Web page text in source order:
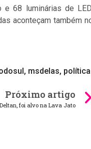
68 luminárias de
aconteçam também
, msdelas, política
Próximo artigo
foi alvo na Lava Jato